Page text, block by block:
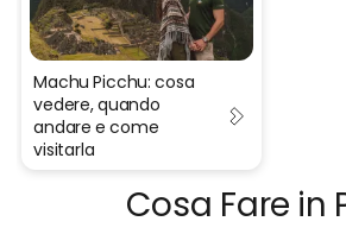
Machu Picchu: cosa
vedere, quando
andare e come
visitarla
Cosa Fare in